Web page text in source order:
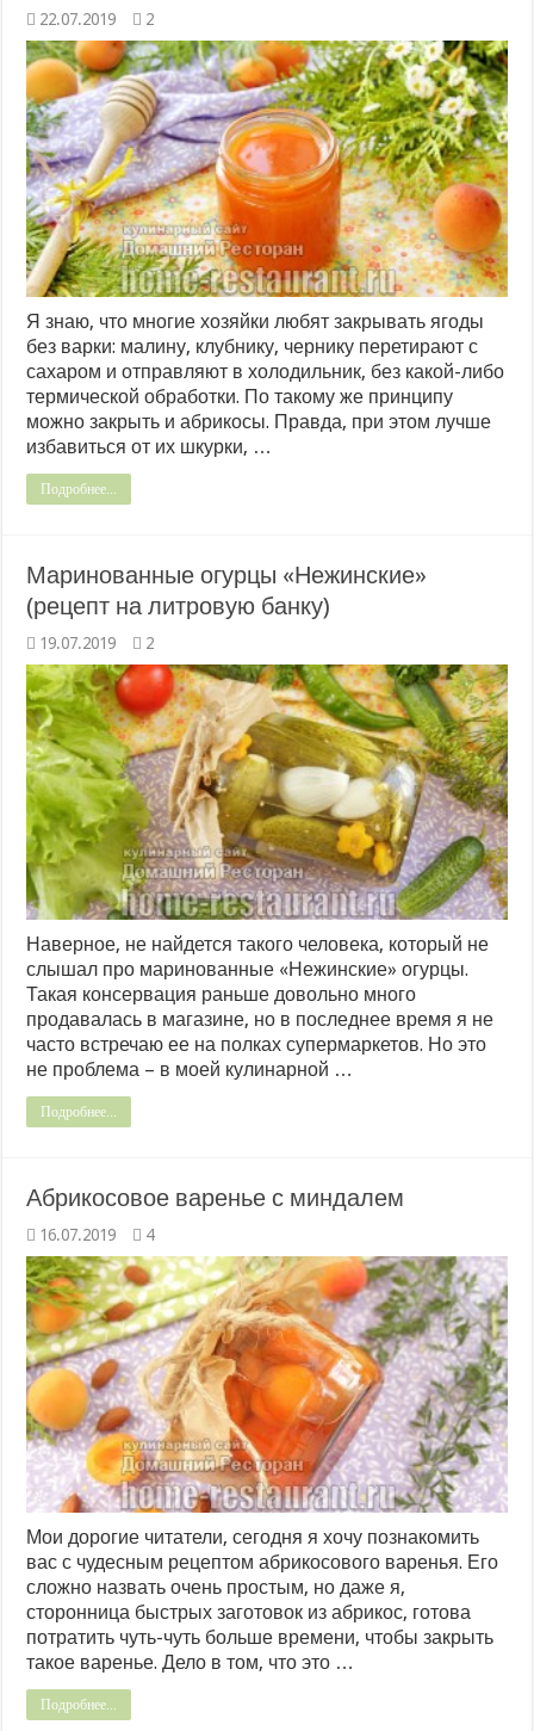
22.07.2019 2
Я знаю, что многие хозяйки любят закрывать ягоды
без варки: малину, клубнику, чернику перетирают с
сахаром и отправляют в холодильник, без какой-либо
термической обработки. По такому же принципу
можно закрыть и абрикосы. Правда, при этом лучше
избавиться от их шкурки, …
Подробнее...
Маринованные огурцы «Нежинские»
(рецепт на литровую банку)
19.07.2019 2
Наверное, не найдется такого человека, который не
слышал про маринованные «Нежинские» огурцы.
Такая консервация раньше довольно много
продавалась в магазине, но в последнее время я не
часто встречаю ее на полках супермаркетов. Но это
не проблема – в моей кулинарной …
Подробнее...
Абрикосовое варенье с миндалем
16.07.2019 4
Мои дорогие читатели, сегодня я хочу познакомить
вас с чудесным рецептом абрикосового варенья. Его
сложно назвать очень простым, но даже я,
сторонница быстрых заготовок из абрикос, готова
потратить чуть-чуть больше времени, чтобы закрыть
такое варенье. Дело в том, что это …
Подробнее...